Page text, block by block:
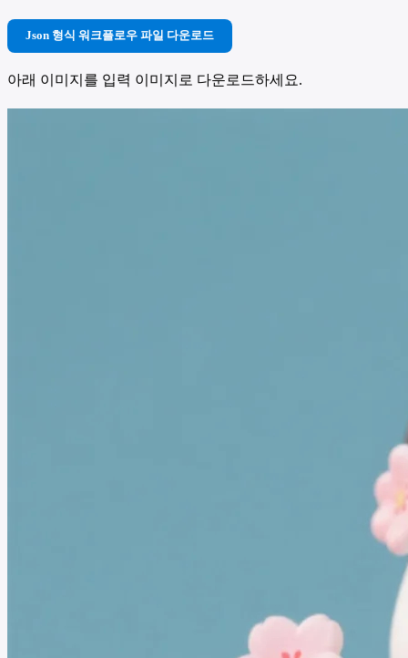
Json 형식 워크플로우 파일 다운로드
아래 이미지를 입력 이미지로 다운로드하세요.